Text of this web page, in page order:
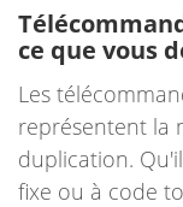
ce que vous
Les
représentent la
duplication.
fixe ou à code